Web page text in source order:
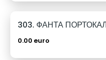
0.00 euro